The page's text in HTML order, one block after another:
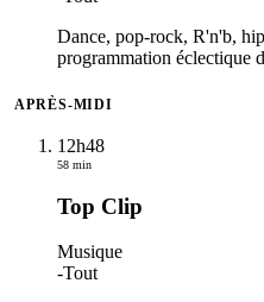
Dance, pop-rock, R'n'b,
programmation éclectique
APRÈS-MIDI
12h48
58 min
Top Clip
Musique
-Tout